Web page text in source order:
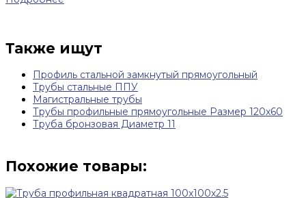
Также ищут
Профиль стальной замкнутый прямоугольный
Трубы стальные ППУ
Магистральные трубы
Трубы профильные прямоугольные Размер 120х60
Труба бронзовая Диаметр 11
Похожие товары: